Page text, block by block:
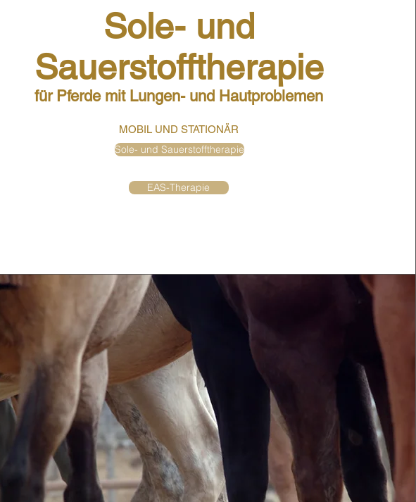
Sole- und
Sauerstofftherapie
für Pferde mit Lungen- und Hautproblemen
MOBIL UND STATIONÄR
Sole- und Sauerstofftherapie
EAS-Therapie